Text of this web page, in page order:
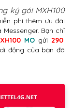
ký gói MXH100
phí thêm ưu đãi
Bạn chỉ
MO gửi 290.
động của bạn đã